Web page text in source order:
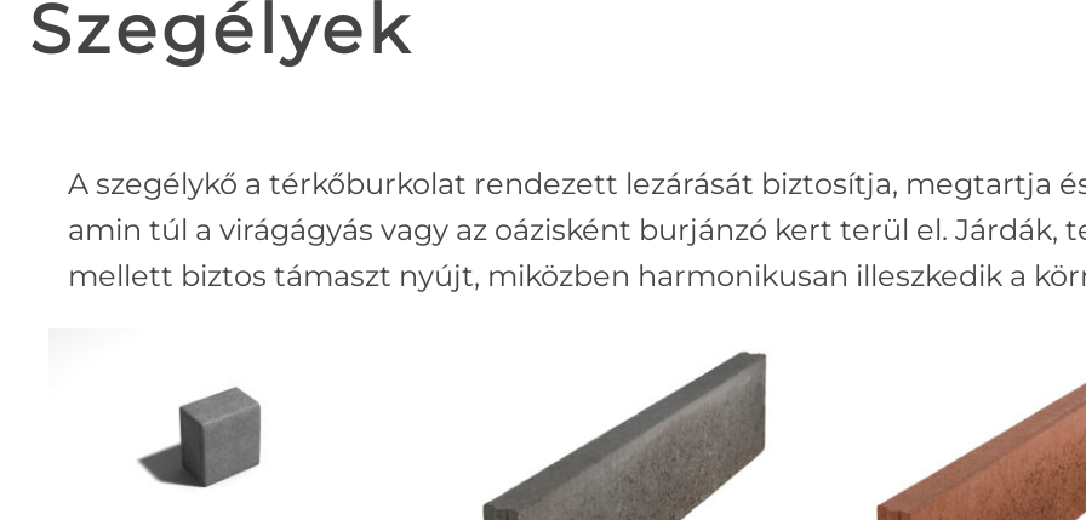
Szegélyek
A szegélykő a térkőburkolat rendezett lezárását biztosítja, megtartja
amin túl a virágágyás vagy az oázisként burjánzó kert terül el. Járdák,
mellett biztos támaszt nyújt, miközben harmonikusan illeszkedik a